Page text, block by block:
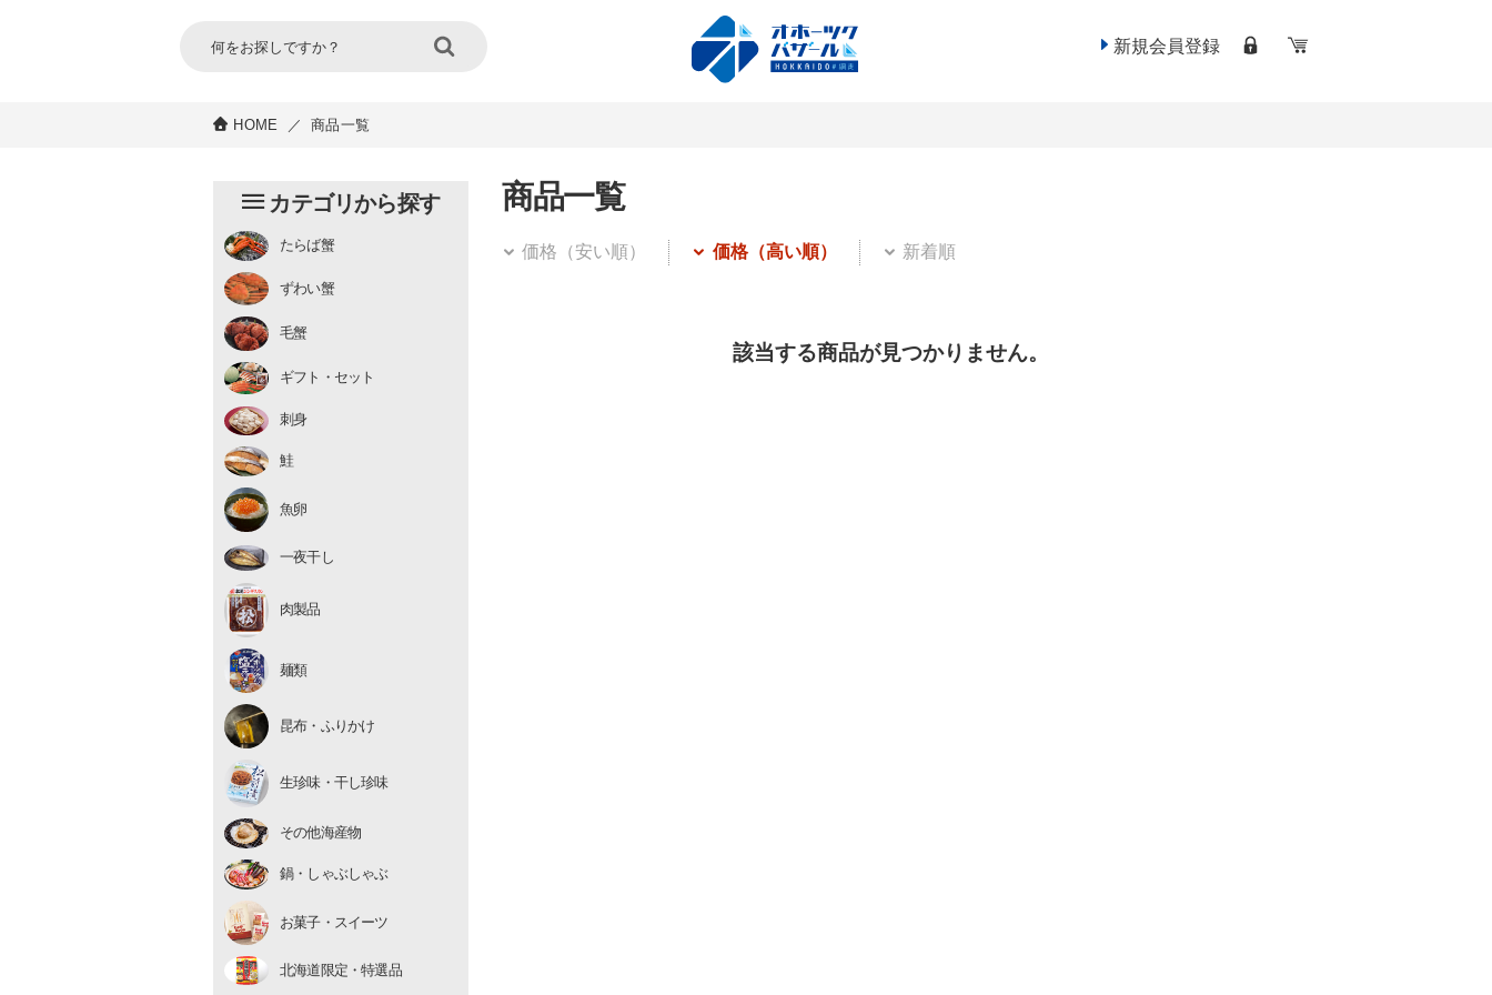
新規会員登録
HOME ／ 商品一覧
カテゴリから探す
たらば蟹
チルド
むき身 ずわい蟹
むき身
生冷凍 毛蟹
チルド
ギフト・セット
刺身
鮭
魚卵
いくら
たらこ・明太子
数の子
一夜干し
肉製品
麺類
昆布・ふりかけ
生珍味・干し珍味
生珍味
干し珍味
その他海産物
鍋・しゃぶしゃぶ
お菓子・スイーツ
北海道限定・特選品
商品一覧
価格（安い順） 価格（高い順） 新着順
該当する商品が見つかりません。